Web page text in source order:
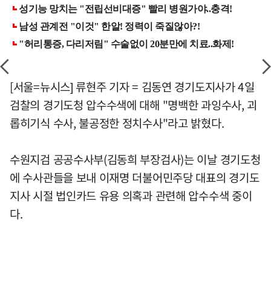
[서울=뉴시스] 류현주 기자 = 김동연 경기도지사가 4일
검찰의 경기도청 압수수색에 대해 "명백한 과잉수사, 괴
롭히기식 수사, 불공정한 정치수사"라고 밝혔다.
수원지검 공공수사부(김동희 부장검사)는 이날 경기도청
에 수사관들을 보내 이재명 더불어민주당 대표의 경기도
지사 시절 법인카드 유용 의혹과 관련해 압수수색 중이
다.